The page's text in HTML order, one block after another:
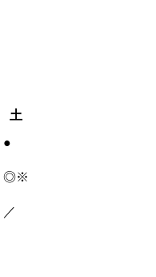
土
●
◎※
／